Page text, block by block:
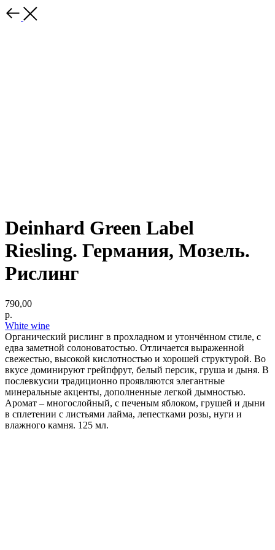
Deinhard Green Label
Riesling. Германия, Мозель.
Рислинг
790,00
р.
White wine
Органический рислинг в прохладном и утончённом стиле, с
едва заметной солоноватостью. Отличается выраженной
свежестью, высокой кислотностью и хорошей структурой. Во
вкусе доминируют грейпфрут, белый персик, груша и дыня. В
послевкусии традиционно проявляются элегантные
минеральные акценты, дополненные легкой дымностью.
Аромат – многослойный, с печеным яблоком, грушей и дыни
в сплетении с листьями лайма, лепестками розы, нуги и
влажного камня. 125 мл.